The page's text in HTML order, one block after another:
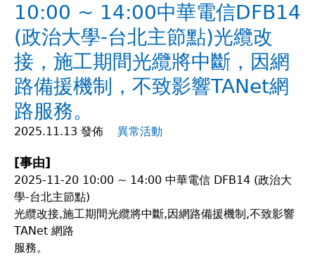
10:00 ~ 14:00中華電信DFB14
(政治大學-台北主節點)光纜改
接，施工期間光纜將中斷，因網
路備援機制，不致影響TANet網
路服務。
2025.11.13 發佈 異常活動
[事由]
2025-11-20 10:00 ~ 14:00 中華電信 DFB14 (政治大
學-台北主節點)
光纜改接,施工期間光纜將中斷,因網路備援機制,不致影響
TANet 網路
服務。